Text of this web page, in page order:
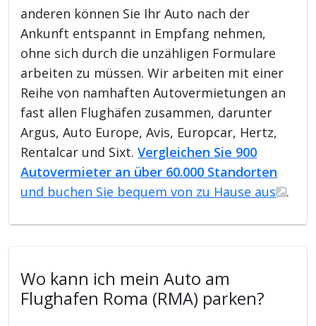
anderen können Sie Ihr Auto nach der
Ankunft entspannt in Empfang nehmen,
ohne sich durch die unzähligen Formulare
arbeiten zu müssen. Wir arbeiten mit einer
Reihe von namhaften Autovermietungen an
fast allen Flughäfen zusammen, darunter
Argus, Auto Europe, Avis, Europcar, Hertz,
Rentalcar und Sixt.Vergleichen Sie 900
Autovermieter an über 60.000 Standorten
und buchen Sie bequem von zu Hause aus
.
Wo kann ich mein Auto am
Flughafen Roma (RMA) parken?